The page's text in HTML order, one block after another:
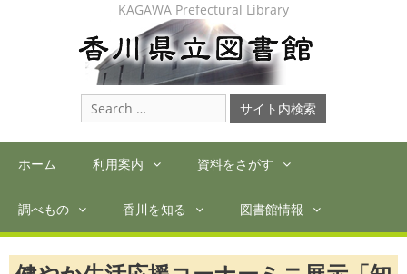
KAGAWA Prefectural Library
Search
for:
ホーム 利用案内 資料をさがす
調べもの 香川を知る 図書館情報